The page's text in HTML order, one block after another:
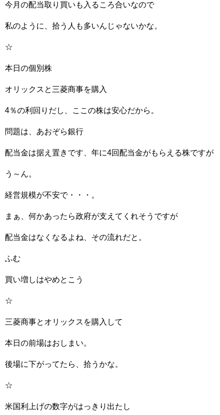
今月の配当取り買いも入るころ合いなので
私のように、拾う人も多いんじゃないかな。
☆
本日の個別株
オリックスと三菱商事を購入
4％の利回りだし、ここの株は安心だから。
問題は、あおぞら銀行
配当金は据え置きです、年に4回配当金がもらえる株ですが
う～ん。
経営規模が不安で・・・。
まぁ、何かあったら政府が支えてくれそうですが
配当金はなくなるよね、その流れだと。
ふむ
買い増しはやめとこう
☆
三菱商事とオリックスを購入して
本日の前場はおしまい。
後場に下がってたら、拾うかな。
☆
米国利上げの数字がはっきり出たし